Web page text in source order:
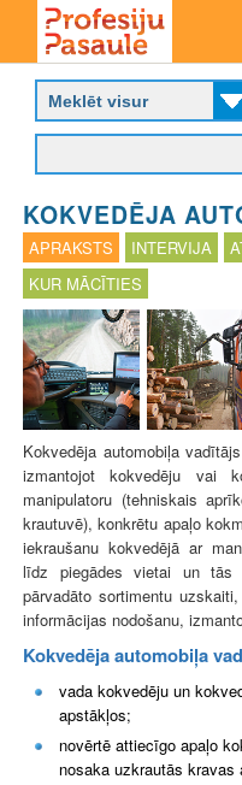
main
content
P
o
f
e
i
j
u
p
a
s
a
u
l
e
KOKVEDĒJA
APRAKSTS INTERVIJA
KUR MĀCĪTIES
Kokvedēja automobiļa
izmantojot kokvedēju vai
manipulatoru (tehniskais
krautuvē), konkrētu apaļo
iekraušanu kokvedējā ar
līdz piegādes vietai un tās
pārvadāto sortimentu
informācijas nodošanu,
Kokvedēja automobiļa
vada kokvedēju un
apstākļos;
novērtē attiecīgo apaļo
nosaka uzkrautās kravas